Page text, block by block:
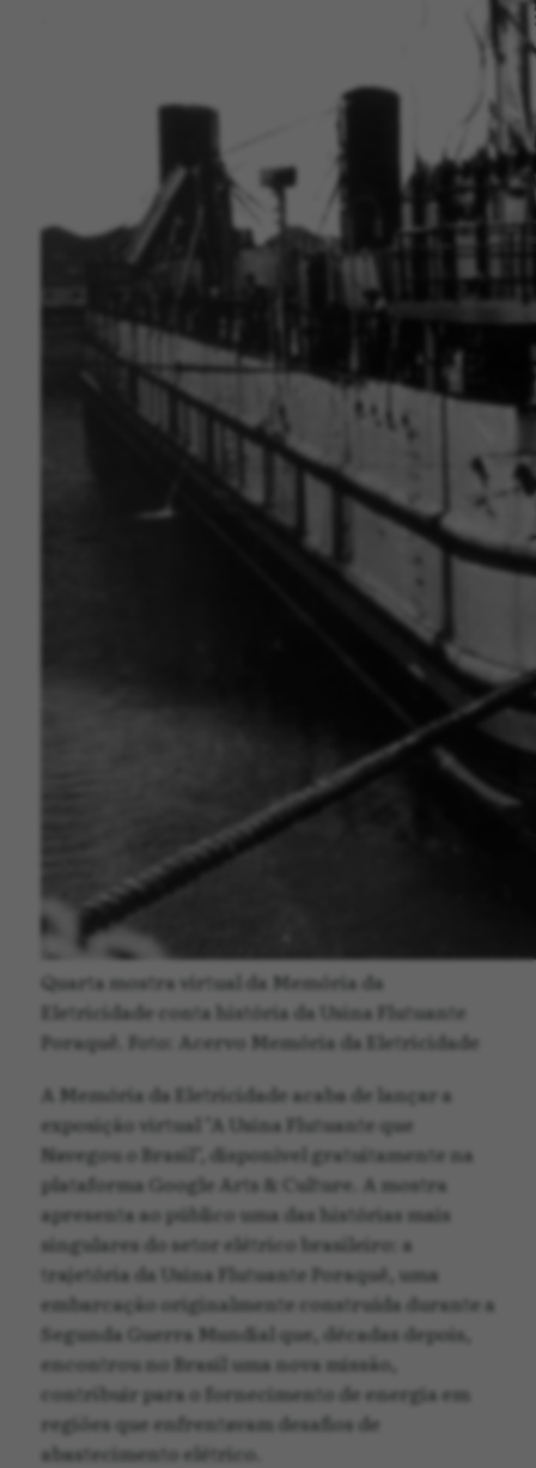
Quarta mostra virtual da Memória da
Eletricidade conta história da Usina Flutuante
Poraquê. Foto: Acervo Memória da Eletricidade
A Memória da Eletricidade acaba de lançar a
exposição virtual "A Usina Flutuante que
Navegou o Brasil", disponível gratuitamente na
plataforma Google Arts & Culture. A mostra
apresenta ao público uma das histórias mais
singulares do setor elétrico brasileiro: a
trajetória da Usina Flutuante Poraquê, uma
embarcação originalmente construída durante a
Segunda Guerra Mundial que, décadas depois,
encontrou no Brasil uma nova missão,
contribuir para o fornecimento de energia em
regiões que enfrentavam desafios de
abastecimento elétrico.